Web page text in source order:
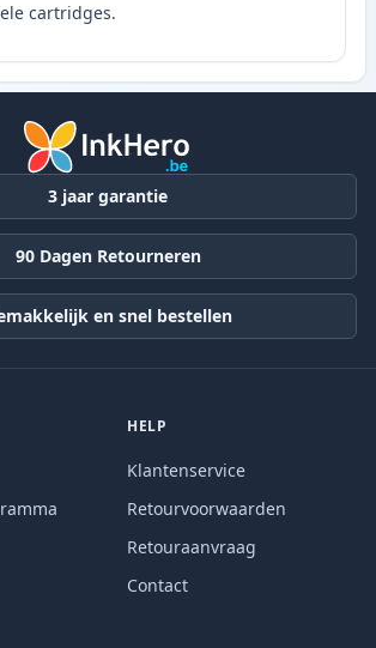
cartridges.
3 jaar garantie
90 Dagen Retourneren
en snel bestellen
HELP
Klantenservice
Retourvoorwaarden
Retouraanvraag
Contact